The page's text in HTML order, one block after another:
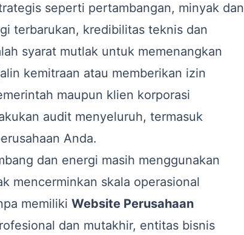
seperti pertambangan, minyak dan
terbarukan, kredibilitas teknis dan
syarat mutlak untuk memenangkan
kemitraan atau memberikan izin
maupun klien korporasi
audit menyeluruh, termasuk
Anda.
dan energi masih menggunakan
mencerminkan skala operasional
memiliki Website Perusahaan
dan mutakhir, entitas bisnis